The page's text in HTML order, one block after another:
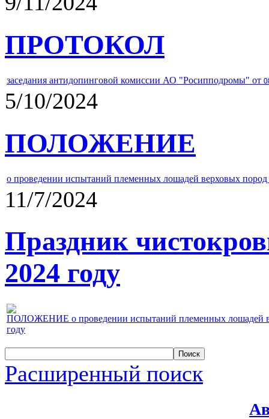
ПРОТОКОЛ
заседания антидопинговой комиссии АО "Росипподромы" от
5/10/2024
ПОЛОЖЕНИЕ
о проведении испытаний племенных лошадей верховых
11/7/2024
Праздник
2024 году
ПОЛОЖЕНИЕ о проведении испытаний племенных лошадей
году
Расширенный поиск